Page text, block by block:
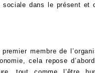
dans le présent et
membre de
cela repose